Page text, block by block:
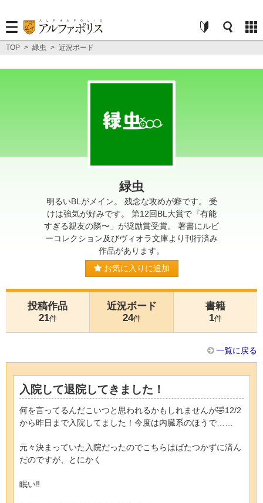
TOP > 緑虫 > 近況ボード
緑虫
明るいBLがメイン。 残念な攻めが癖です。 受
けは強気が好みです。 第12回BL大賞で『有能
すぎる親友の隣〜」が奨励賞受賞。 著書にルビ
ーコレクション及びヴィオラ文庫より刊行済み
作品があります。
お気に入りに追加
投稿作品
21件
近況ボード
24件
書籍
1件
一覧に戻る
入院して退院してきました！
何を言ってるんだこいつと思われるかもしれませんが🤣12/2
から昨日まで入院してました！今度は内臓系のほうで……
元々決まっていた入院だったのでこちらはばたつかずに済ん
だのですが、とにかく
眠い‼️